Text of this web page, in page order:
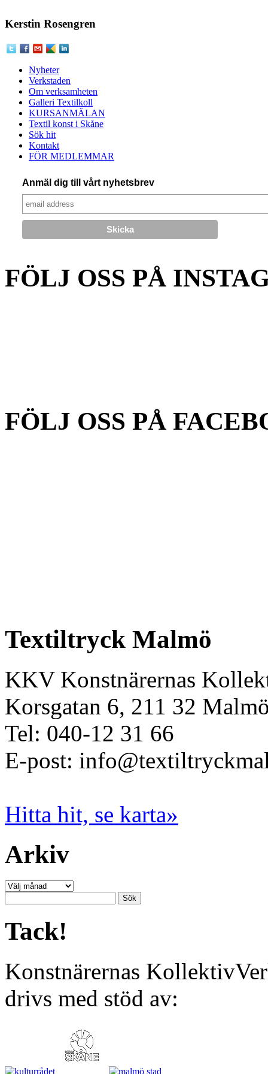
Kerstin Rosengren
Nyheter
Verkstaden
Om verksamheten
Galleri Textilkoll
KURSANMÄLAN
Textil konst i Skåne
Sök hit
Kontakt
FÖR MEDLEMMAR
Anmäl dig till vårt nyhetsbrev
FÖLJ OSS PÅ
FÖLJ OSS PÅ
Textiltryck Malmö
KKV Konstnärernas
Korsgatan 6, 211 32
Tel: 040-12 31 66
E-post:
Hitta hit, se karta»
Arkiv
Arkiv
efter:
Tack!
Konstnärernas
drivs med stöd av: